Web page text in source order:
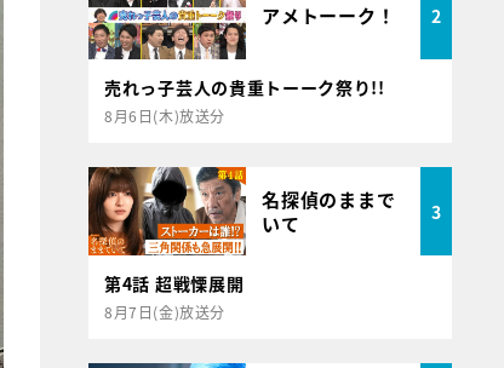
アメトーーク！ 2
売れっ子芸人の貴重トーーク祭り!!
8月6日(木)放送分
名探偵のままで
いて
3
第4話 超戦慄展開
8月7日(金)放送分